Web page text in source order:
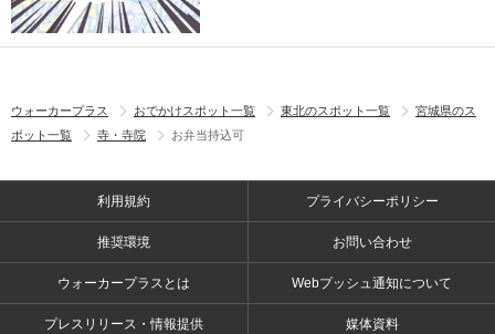
ウォーカープラス おでかけスポット一覧 東北のスポット一覧
宮城県のス
ポット一覧
寺・寺院 お弁当持込可
利用規約 プライバシーポリシー
推奨環境 お問い合わせ
ウォーカープラスとは Webプッシュ通知について
プレスリリース・情報提供 媒体資料